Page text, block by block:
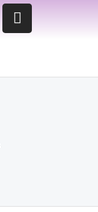
I
n